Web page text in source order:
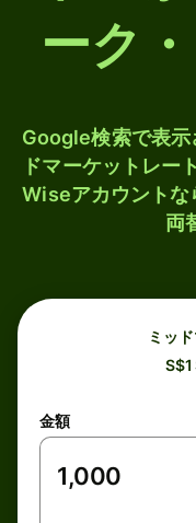
ーク
Google検索で表示
ドマーケットレー
Wiseアカウントな
両
ミッ
金額